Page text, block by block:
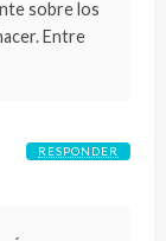
sobre los
Entre
RESPONDER